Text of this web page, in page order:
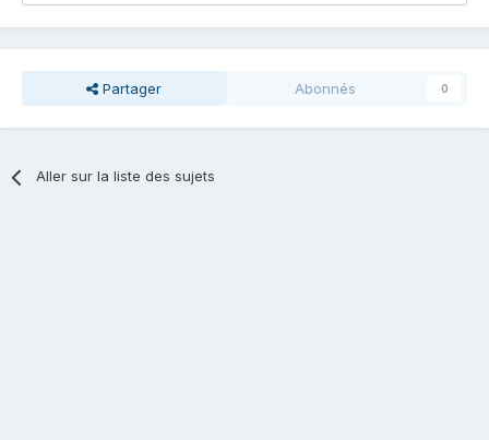
Partager Abonnés 0
Aller sur la liste des sujets